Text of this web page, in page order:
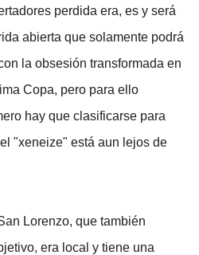
perdida era, es y será
abierta que solamente podrá
la obsesión transformada en
Copa, pero para ello
hay que clasificarse para
"xeneize" está aun lejos de
Lorenzo, que también
era local y tiene una